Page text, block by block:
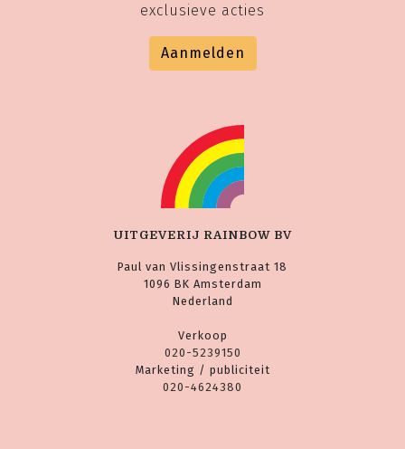
exclusieve acties
Aanmelden
UITGEVERIJ RAINBOW BV
Paul van Vlissingenstraat 18
1096 BK Amsterdam
Nederland
Verkoop
020-5239150
Marketing / publiciteit
020-4624380